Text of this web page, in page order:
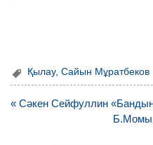
Қылау,Сайын Мұратбеков
Навигация
« Сәкен Сейфуллин